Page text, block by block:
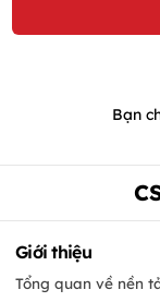
Bạn
Giới thiệu
Tổng quan về nền